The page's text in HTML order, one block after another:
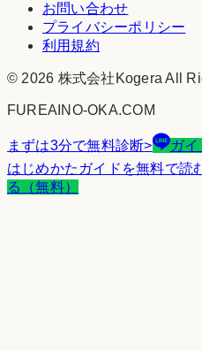
お問い合わせ
プライバシーポリシー
利用規約
© 2026 株式会社Kogera All
FUREAINO-OKA.COM
まずは3分で無料診断>
ガイ
はじめかたガイドを無料で読
る（無料）